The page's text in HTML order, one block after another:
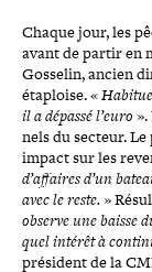
Chaque jour, les
avant de partir en
Gosselin, ancien
étaploise. «
il a dépassé l’euro
nels du secteur.
impact sur les
d’affaires d’un
avec le reste.»
observe une baisse
quel intérêt à
président de la